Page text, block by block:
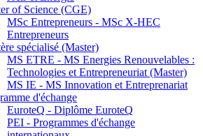
of Science (CGE)
MSc Entrepreneurs - MSc X-HEC
Entrepreneurs
spécialisé (Master)
MS ETRE - MS Energies Renouvelables :
Technologies et Entrepreneuriat (Master)
MS IE - MS Innovation et Entreprenariat
d'échange
EuroteQ - Diplôme EuroteQ
PEI - Programmes d'échange